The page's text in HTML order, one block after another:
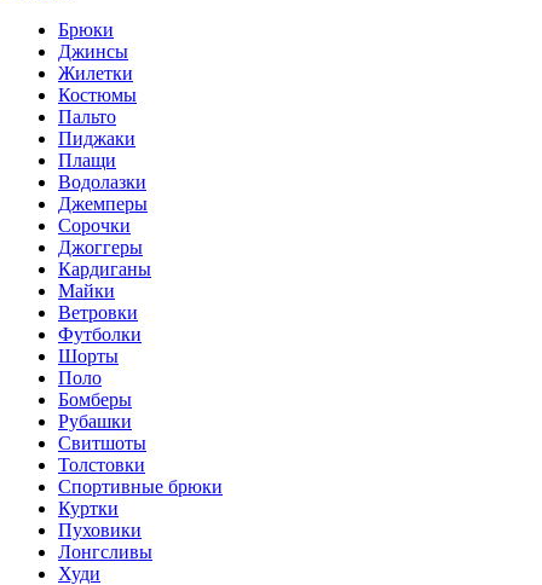
Брюки
Джинсы
Жилетки
Костюмы
Пальто
Пиджаки
Плащи
Водолазки
Джемперы
Сорочки
Джоггеры
Кардиганы
Майки
Ветровки
Футболки
Шорты
Поло
Бомберы
Рубашки
Свитшоты
Толстовки
Спортивные брюки
Куртки
Пуховики
Лонгсливы
Худи